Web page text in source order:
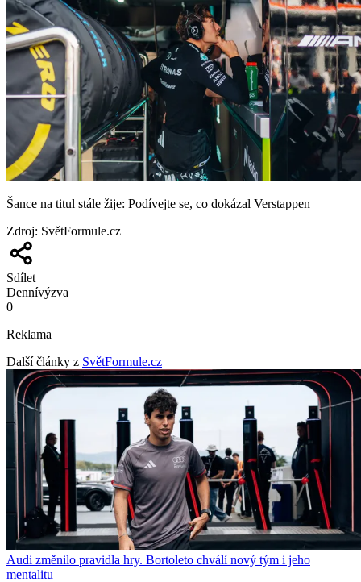
Šance na titul stále žije: Podívejte se, co dokázal Verstappen
Zdroj: SvětFormule.cz
Sdílet
Dennívýzva
0
Reklama
Další články z SvětFormule.cz
Audi změnilo pravidla hry. Bortoleto chválí nový tým i jeho
mentalitu